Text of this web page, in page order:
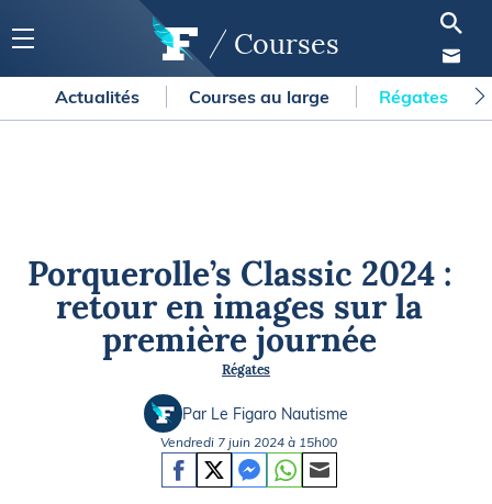
Courses
Actualités Courses au large Régates
Porquerolle’s Classic 2024 :
retour en images sur la
première journée
Régates
Par Le Figaro Nautisme
Vendredi 7 juin 2024 à 15h00